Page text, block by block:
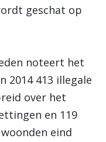
geschat op
noteert het
2014 413 illegale
over het
en 119
eind